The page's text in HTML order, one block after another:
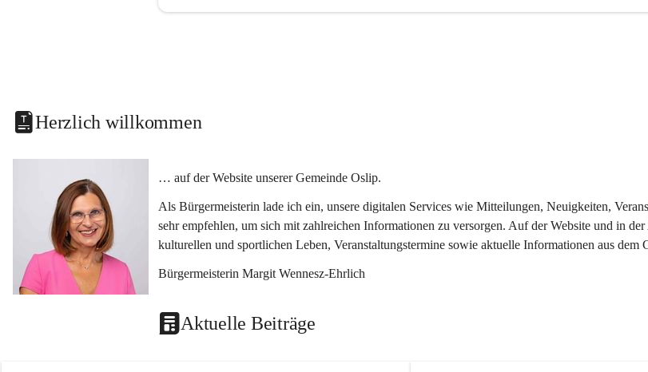
Herzlich willkommen
… auf der Website unserer Gemeinde Oslip.
Als Bürgermeisterin lade ich ein, unsere digitalen Services wie Mitteilungen, Neuigkeiten,
sehr empfehlen, um sich mit zahlreichen Informationen zu versorgen. Auf der Website und in
kulturellen und sportlichen Leben, Veranstaltungstermine sowie aktuelle Informationen aus dem
Bürgermeisterin Margit Wennesz-Ehrlich
Aktuelle Beiträge